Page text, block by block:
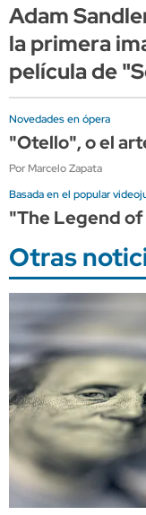
Adam
la primera
película de
Novedades en ópera
"Otello", o el
Por Marcelo Zapata
Basada en el popular
"The Legend
Otras